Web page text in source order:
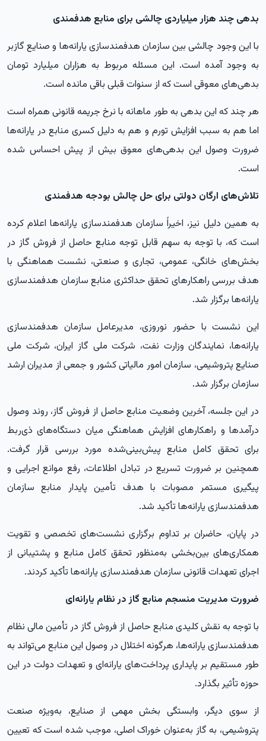
بدهی چند هزار میلیاردی چالشی برای منابع هدفمندی
با این وجود چالشی بین سازمان هدفمندسازی یارانه‌ها و صنایع گازبر
به وجود آمده است. این مسئله مربوط به هزاران میلیارد تومان
بدهی‌های معوقی است که از سنوات قبلی باقی مانده است.
هر چند که این بدهی به طور ماهانه با نرخ جریمه قانونی همراه است
اما هم به سبب افزایش تورم و هم به دلیل کسری منابع در یارانه‌ها
ضرورت وصول این بدهی‌های معوق بیش از پیش احساس شده
است.
تلاش‌های ارگان دولتی برای حل چالش بودجه هدفمندی
به همین دلیل نیز، اخیراً سازمان هدفمندسازی یارانه‌ها اعلام کرده
است که، با توجه به سهم قابل توجه منابع حاصل از فروش گاز در
بخش‌های خانگی، عمومی، تجاری و صنعتی، نشست هماهنگی با
هدف بررسی راهکارهای تحقق حداکثری منابع سازمان هدفمندسازی
یارانه‌ها برگزار شد.
این نشست با حضور نوروزی، مدیرعامل سازمان هدفمندسازی
یارانه‌ها، نمایندگان وزارت نفت، شرکت ملی گاز ایران، شرکت ملی
صنایع پتروشیمی، سازمان امور مالیاتی کشور و جمعی از مدیران ارشد
سازمان برگزار شد.
در این جلسه، آخرین وضعیت منابع حاصل از فروش گاز، روند وصول
درآمدها و راهکارهای افزایش هماهنگی میان دستگاه‌های ذی‌ربط
برای تحقق کامل منابع پیش‌بینی‌شده مورد بررسی قرار گرفت.
همچنین بر ضرورت تسریع در تبادل اطلاعات، رفع موانع اجرایی و
پیگیری مستمر مصوبات با هدف تأمین پایدار منابع سازمان
هدفمندسازی یارانه‌ها تأکید شد.
در پایان، حاضران بر تداوم برگزاری نشست‌های تخصصی و تقویت
همکاری‌های بین‌بخشی به‌منظور تحقق کامل منابع و پشتیبانی از
اجرای تعهدات قانونی سازمان هدفمندسازی یارانه‌ها تأکید کردند.
ضرورت مدیریت منسجم منابع گاز در نظام یارانه‌ای
با توجه به نقش کلیدی منابع حاصل از فروش گاز در تأمین مالی نظام
هدفمندسازی یارانه‌ها، هرگونه اختلال در وصول این منابع می‌تواند به
طور مستقیم بر پایداری پرداخت‌های یارانه‌ای و تعهدات دولت در این
حوزه تأثیر بگذارد.
از سوی دیگر، وابستگی بخش مهمی از صنایع، به‌ویژه صنعت
پتروشیمی، به گاز به‌عنوان خوراک اصلی، موجب شده است که تعیین